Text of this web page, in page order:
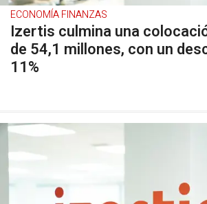
ECONOMÍA FINANZAS
Izertis culmina una
de 54,1 millones, con un
11%